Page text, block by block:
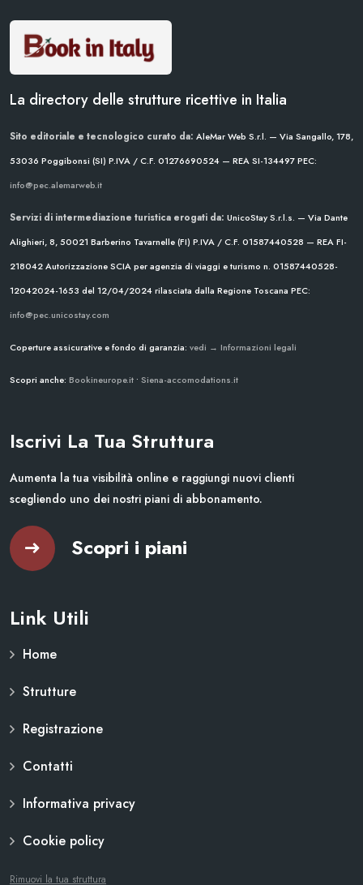
La directory delle strutture ricettive in Italia
Sito editoriale e tecnologico curato da: AleMar Web S.r.l. — Via Sangallo, 178,
53036 Poggibonsi (SI) P.IVA / C.F. 01276690524 — REA SI-134497PEC:
info@pec.alemarweb.it
Servizi di intermediazione turistica erogati da: UnicoStay S.r.l.s. — Via Dante
Alighieri, 8, 50021 Barberino Tavarnelle (FI) P.IVA / C.F. 01587440528 — REA FI-
218042Autorizzazione SCIA per agenzia di viaggi e turismo n. 01587440528-
12042024-1653 del 12/04/2024rilasciata dalla Regione Toscana PEC:
info@pec.unicostay.com
Coperture assicurative e fondo di garanzia: vedi → Informazioni legali
Scopri anche: Bookineurope.it • Siena-accomodations.it
Iscrivi La Tua Struttura
Aumenta la tua visibilità online e raggiungi nuovi clienti
scegliendo uno dei nostri piani di abbonamento.
Scopri i piani
Link Utili
Home
Strutture
Registrazione
Contatti
Informativa privacy
Cookie policy
Rimuovi la tua struttura